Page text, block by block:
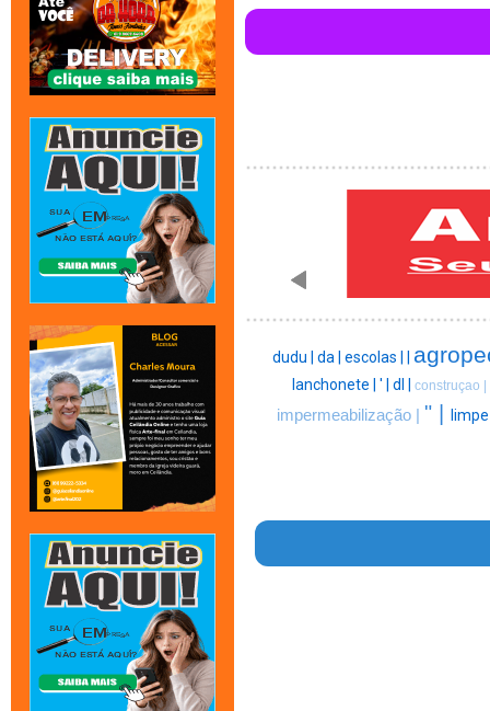
dudu | da | escolas |
lanchonete | ' | dl | construçao |
impermeabilização | " |